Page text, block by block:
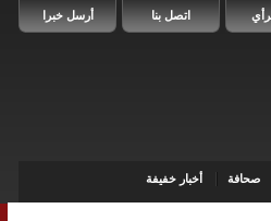
أرسل خبرا اتصل بنا
صحافة أخبار خفيفة